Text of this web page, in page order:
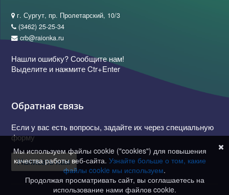
г. Сургут, пр. Пролетарский, 10/3
(3462) 25-25-34
crb@raionka.ru
Нашли ошибку? Сообщите нам!
Выделите и нажмите Ctr+Enter
Обратная связь
Если у вас есть вопросы, задайте их через специальную
форму
Написать нам
Мы используем файлы cookie ("cookies") для повышения
качества работы веб-сайта. Узнайте больше о том, какие
файлы cookie мы используем.
Продолжая просматривать сайт, вы соглашаетесь на
использование нами файлов cookie.